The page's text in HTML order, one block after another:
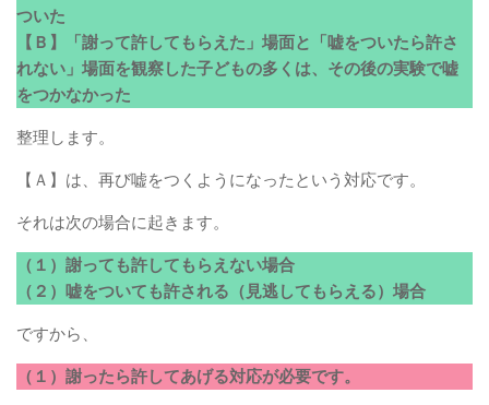
ついた
【Ｂ】「謝って許してもらえた」場面と「嘘をついたら許さ
れない」場面を観察した子どもの多くは、その後の実験で嘘
をつかなかった
整理します。
【Ａ】は、再び嘘をつくようになったという対応です。
それは次の場合に起きます。
（１）謝っても許してもらえない場合
（２）嘘をついても許される（見逃してもらえる）場合
ですから、
（１）謝ったら許してあげる対応が必要です。